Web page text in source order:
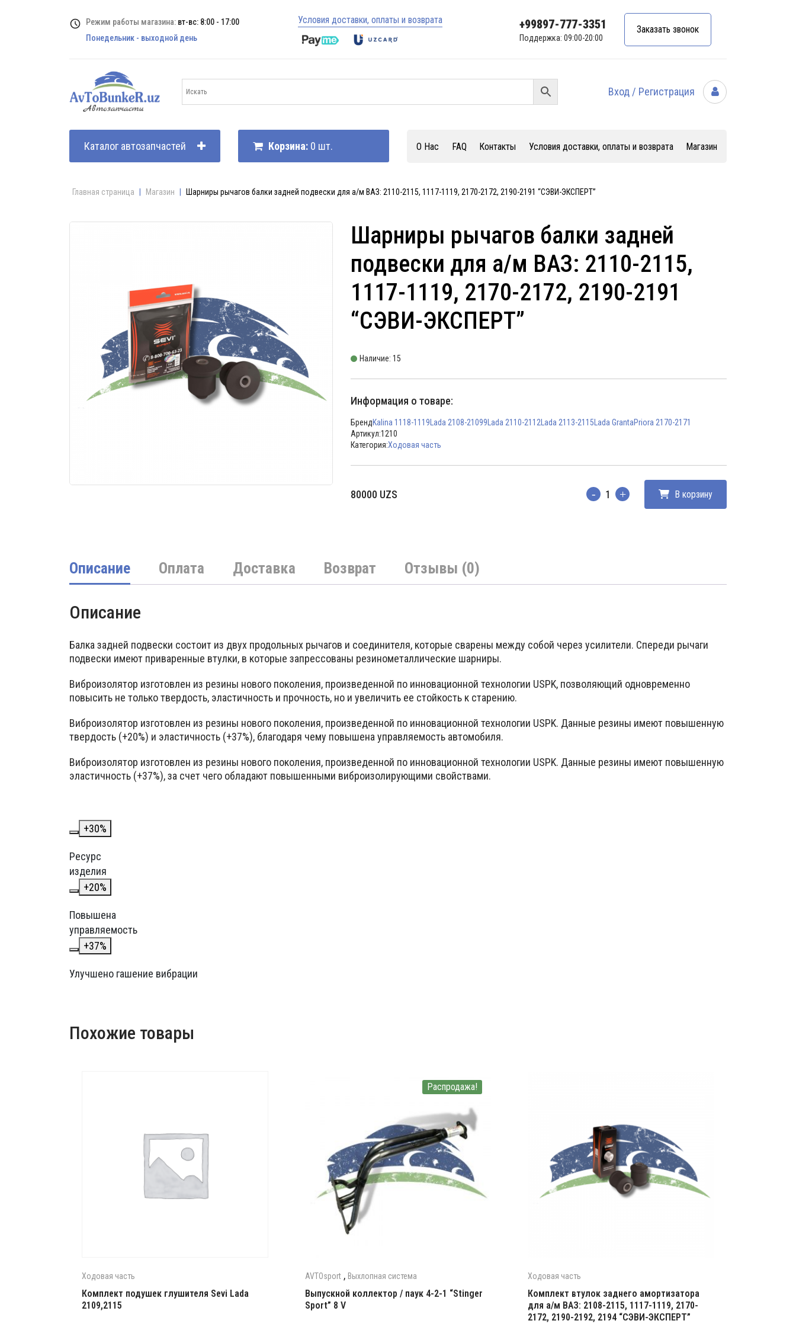
Режим работы магазина: вт-вс: 8:00 - 17:00
Понедельник - выходной день
Условия доставки, оплаты и возврата +99897-777-3351
Поддержка: 09:00-20:00
Заказать звонок
Вход / Регистрация
Каталог автозапчастей Корзина: 0 шт. О Нас FAQ Контакты Условия доставки, оплаты и возврата Магазин
Главная страница Магазин Шарниры рычагов балки задней подвески для а/м ВАЗ: 2110-2115, 1117-1119, 2170-2172, 2190-2191 “СЭВИ-ЭКСПЕРТ”
Шарниры рычагов балки задней
подвески для а/м ВАЗ: 2110-2115,
1117-1119, 2170-2172, 2190-2191
“СЭВИ-ЭКСПЕРТ”
Наличие: 15
Информация о товаре:
БрендKalina 1118-1119 Lada 2108-21099 Lada 2110-2112 Lada 2113-2115 Lada GrantaPriora 2170-2171
Артикул:1210
Категория:Ходовая часть
80000 UZS Количество В корзину
Описание Оплата Доставка Возврат Отзывы (0)
Описание
Балка задней подвески состоит из двух продольных рычагов и соединителя, которые сварены между собой через усилители. Спереди рычаги
подвески имеют приваренные втулки, в которые запрессованы резинометаллические шарниры.
Виброизолятор изготовлен из резины нового поколения, произведенной по инновационной технологии USPK, позволяющий одновременно
повысить не только твердость, эластичность и прочность, но и увеличить ее стойкость к старению.
Виброизолятор изготовлен из резины нового поколения, произведенной по инновационной технологии USPK. Данные резины имеют повышенную
твердость (+20%) и эластичность (+37%), благодаря чему повышена управляемость автомобиля.
Виброизолятор изготовлен из резины нового поколения, произведенной по инновационной технологии USPK. Данные резины имеют повышенную
эластичность (+37%), за счет чего обладают повышенными виброизолирующими свойствами.
+30%
Ресурс
изделия
+20%
Повышена
управляемость
+37%
Улучшено гашение вибрации
Похожие товары
Ходовая часть
Комплект подушек глушителя Sevi Lada
2109,2115
Распродажа!
AVTOsport, Выхлопная система
Выпускной коллектор / паук 4-2-1 “Stinger
Sport” 8 V
Ходовая часть
Комплект втулок заднего амортизатора
для а/м ВАЗ: 2108-2115, 1117-1119, 2170-
2172, 2190-2192, 2194 “СЭВИ-ЭКСПЕРТ”